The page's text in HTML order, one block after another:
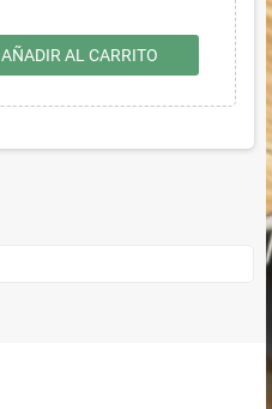
AÑADIR AL CARRITO